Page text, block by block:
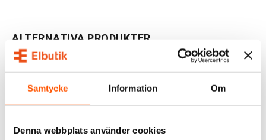
Samtycke Information Om
Denna webbplats använder cookies
ALTERNATIVA PRODUKTER